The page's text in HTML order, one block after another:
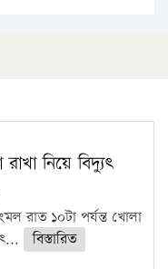
নিয়ে বিদ্যুৎ
রাত ১০টা পর্যন্ত খোলা
বিস্তারিত